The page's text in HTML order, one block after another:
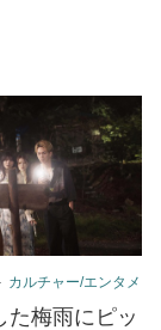
カルチャー/エンタメ
た梅雨にピッ